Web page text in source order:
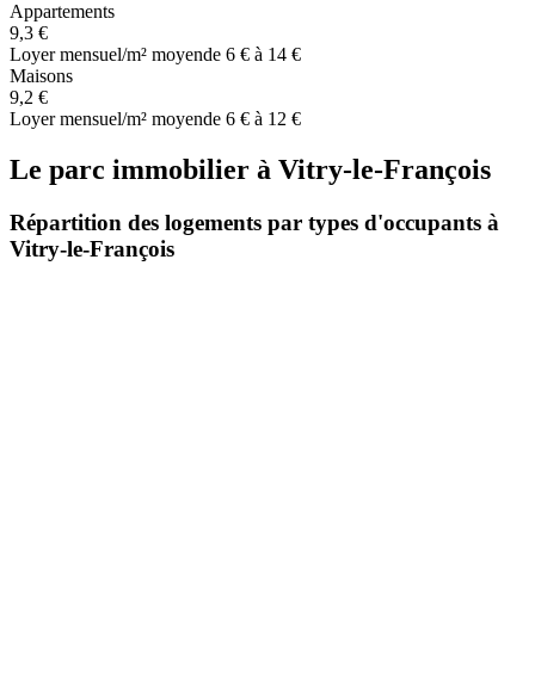
Appartements
9,3 €
Loyer mensuel/m² moyende 6 € à 14 €
Maisons
9,2 €
Loyer mensuel/m² moyende 6 € à 12 €
Le parc immobilier à Vitry-le-François
Répartition des logements par types d'occupants à
Vitry-le-François